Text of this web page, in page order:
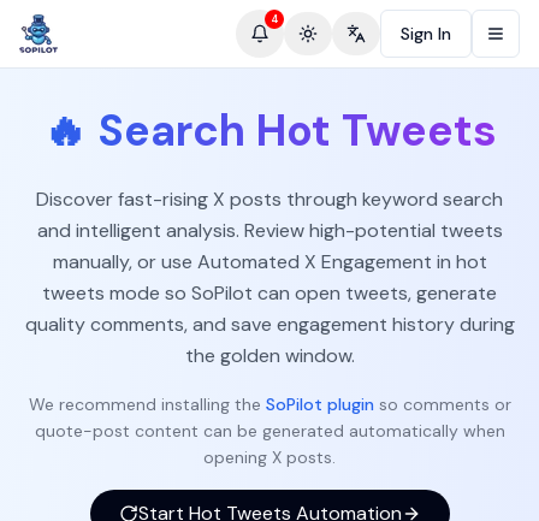
4
Toggle theme
Change language
Sign In
🔥 Search Hot Tweets
Discover fast-rising X posts through keyword search
and intelligent analysis. Review high-potential tweets
manually, or use Automated X Engagement in hot
tweets mode so SoPilot can open tweets, generate
quality comments, and save engagement history during
the golden window.
We recommend installing the SoPilot plugin so comments or
quote-post content can be generated automatically when
opening X posts.
Start Hot Tweets Automation